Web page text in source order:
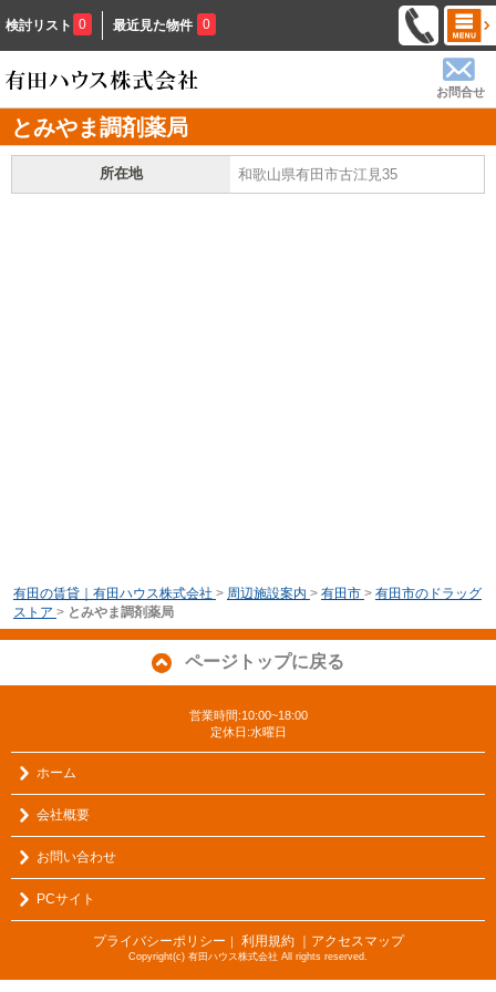
検討リスト 0 最近見た物件 0
お問合せ
とみやま調剤薬局
所在地 和歌山県有田市古江見35
有田の賃貸｜有田ハウス株式会社 > 周辺施設案内 > 有田市 > 有田市のドラッグ
ストア > とみやま調剤薬局
ページトップに戻る
営業時間:10:00~18:00
定休日:水曜日
ホーム
会社概要
お問い合わせ
PCサイト
プライバシーポリシー ｜ 利用規約 ｜アクセスマップ
Copyright(c) 有田ハウス株式会社 All rights reserved.